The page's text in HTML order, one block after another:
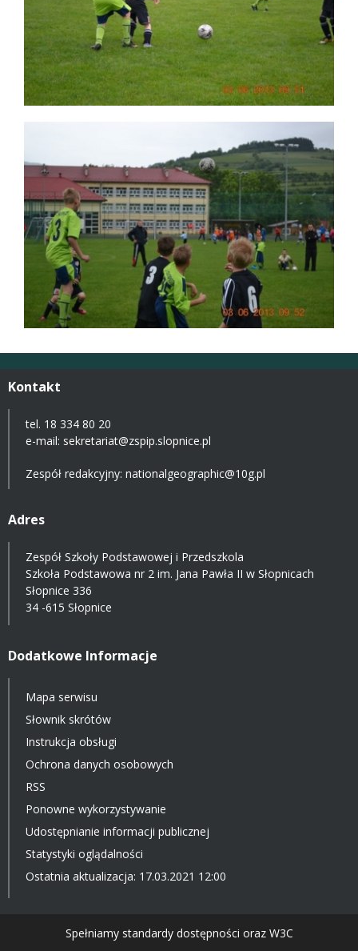
Kontakt
tel. 18 334 80 20
e-mail: sekretariat@zspip.slopnice.pl
Zespół redakcyjny: nationalgeographic@10g.pl
Adres
Zespół Szkoły Podstawowej i Przedszkola
Szkoła Podstawowa nr 2 im. Jana Pawła II w Słopnicach
Słopnice 336
34 -615 Słopnice
Dodatkowe Informacje
Mapa serwisu
Słownik skrótów
Instrukcja obsługi
Ochrona danych osobowych
RSS
Ponowne wykorzystywanie
Udostępnianie informacji publicznej
Statystyki oglądalności
Ostatnia aktualizacja: 17.03.2021 12:00
Spełniamy standardy dostępności oraz W3C